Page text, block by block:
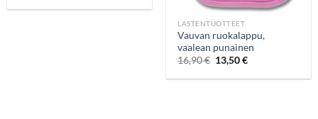
LASTENTUOTTEET
Vauvan ruokalappu,
vaalean punainen
16,90€ 13,50€